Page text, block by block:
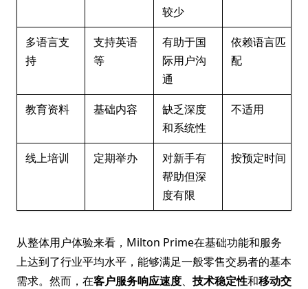
较少
多语言支
持
支持英语
等
有助于国
际用户沟
通
依赖语言匹
配
教育资料 基础内容
缺乏深度
和系统性
不适用
线上培训 定期举办
对新手有
帮助但深
度有限
按预定时间
从整体用户体验来看，Milton Prime在基础功能和服务
上达到了行业平均水平，能够满足一般零售交易者的基本
需求。然而，在客户服务响应速度、 技术稳定性和移动交